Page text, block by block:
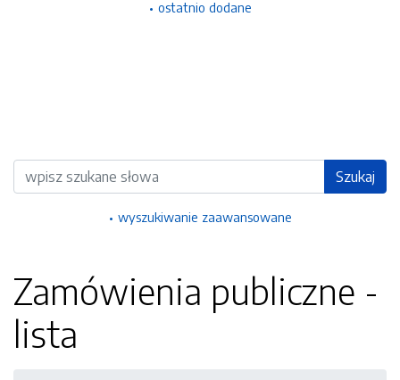
ostatnio dodane
Wyszukiwarka Szukaj
wyszukiwanie zaawansowane
Zamówienia publiczne -
lista